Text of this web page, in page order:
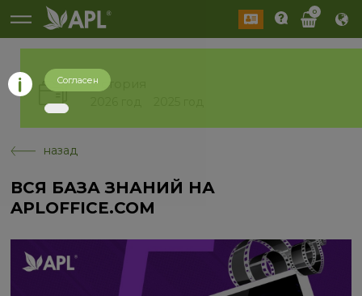
0
История
назад
ВСЯ БАЗА ЗНАНИЙ НА
APLOFFICE.COM
Согласен